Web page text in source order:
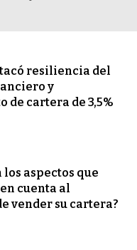
resiliencia del
y
de cartera de 3,5%
los aspectos que
cuenta al
vender su cartera?